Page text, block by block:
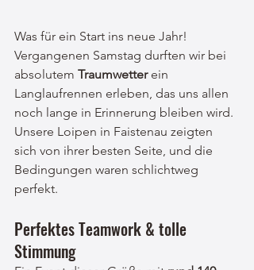
Was für ein Start ins neue Jahr!
Vergangenen Samstag durften wir bei
absolutem Traumwetter ein
Langlaufrennen erleben, das uns allen
noch lange in Erinnerung bleiben wird.
Unsere Loipen in Faistenau zeigten
sich von ihrer besten Seite, und die
Bedingungen waren schlichtweg
perfekt.
Perfektes Teamwork & tolle
Stimmung